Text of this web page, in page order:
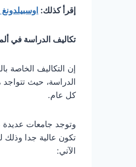
إقرأ كذلك: اوسبيلدونغ
تكاليف الدراسة في ألمانيا
إن التكاليف الخاصة
الدراسة، حيث
كل عام.
وتوجد جامعات عديدة
تكون عالية جدا وذلك
الآتي: